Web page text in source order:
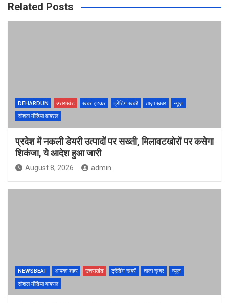
Related Posts
DEHARDUN उत्तराखंड खबर हटकर ट्रेंडिंग खबरें ताज़ा ख़बर
न्यूज़
सोशल मीडिया वायरल
प्रदेश में नकली डेयरी उत्पादों पर सख्ती, मिलावटखोरों पर कसेगा
शिकंजा, ये आदेश हुआ जारी
August 8, 2026 admin
NEWSBEAT आपका शहर उत्तराखंड ट्रेंडिंग खबरें ताज़ा ख़बर
न्यूज़
सोशल मीडिया वायरल